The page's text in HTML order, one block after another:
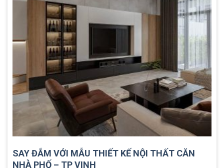
SAY ĐẮM VỚI MẪU THIẾT KẾ NỘI THẤT CĂN
NHÀ PHỐ – TP VINH